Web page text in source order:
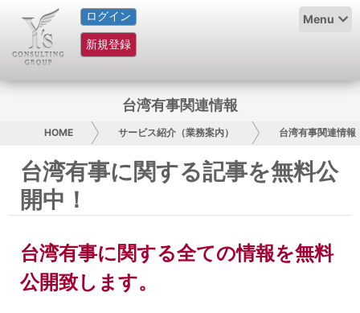
ログイン
新規登録
Menu
HOME
サービス紹介
グループ概要
採用情報
お問い合わせ
日本人にPR
コンサルティング
台湾有事関連情報
HOME サービス紹介（業務案内） 台湾有事関連情報
台湾有事に関する記事を無料公
開中！
台湾有事に関する全ての情報を無料
公開致します。